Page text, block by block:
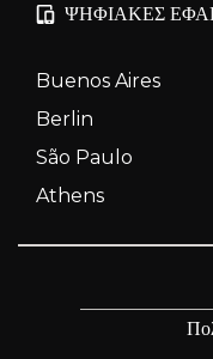
ΨΗΦΙΑΚΈΣ
Buenos Aires
Berlin
São Paulo
Athens